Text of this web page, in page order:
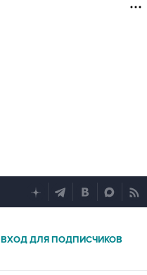
ВХОД ДЛЯ ПОДПИСЧИКОВ